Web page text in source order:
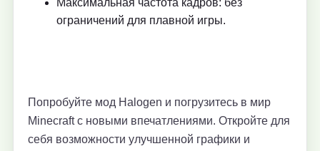
ограничений для плавной игры.
Попробуйте мод Halogen и погрузитесь в мир
Minecraft с новыми впечатлениями. Откройте для
себя возможности улучшенной графики и